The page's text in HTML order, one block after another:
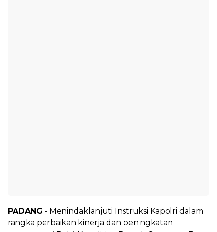
PADANG - Menindaklanjuti Instruksi Kapolri dalam
rangka perbaikan kinerja dan peningkatan